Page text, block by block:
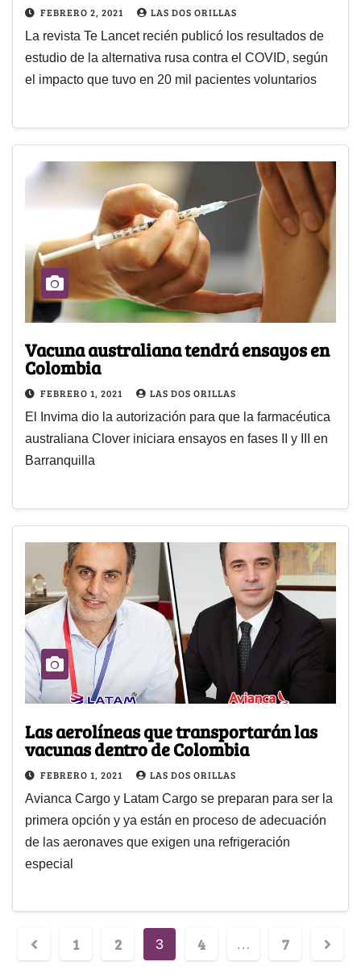
FEBRERO 2, 2021 LAS DOS ORILLAS
La revista Te Lancet recién publicó los resultados de
estudio de la alternativa rusa contra el COVID, según
el impacto que tuvo en 20 mil pacientes voluntarios
Vacuna australiana tendrá ensayos en
Colombia
FEBRERO 1, 2021 LAS DOS ORILLAS
El Invima dio la autorización para que la farmacéutica
australiana Clover iniciara ensayos en fases II y III en
Barranquilla
Las aerolíneas que transportarán las
vacunas dentro de Colombia
FEBRERO 1, 2021 LAS DOS ORILLAS
Avianca Cargo y Latam Cargo se preparan para ser la
primera opción y ya están en proceso de adecuación
de las aeronaves que exigen una refrigeración
especial
1 2 3 4 … 7